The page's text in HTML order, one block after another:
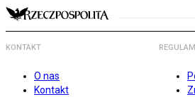
KONTAKT
O nas
Kontakt